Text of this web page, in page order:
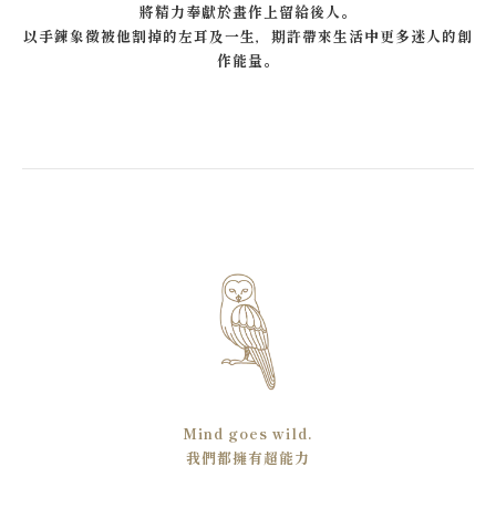
將精力奉獻於畫作上留給後人。
以手鍊象徵被他割掉的左耳及一生， 期許帶來生活中更多迷人的創
作能量。
Mind goes wild.
我們都擁有超能力